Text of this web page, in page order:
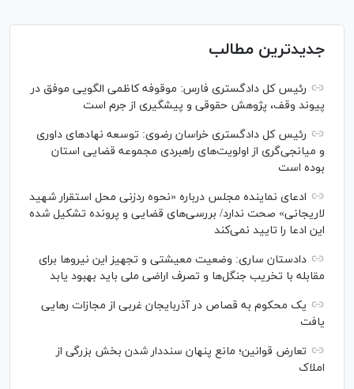
جدیدترین مطالب
رئیس کل دادگستری فارس: موقوفه کاظمی الگویی موفق در
پیوند وقف، پژوهش حقوقی و پیشگیری از جرم است
رئیس کل دادگستری خراسان رضوی: توسعه نهاد‌های داوری
و میانجی‌گری از اولویت‌های راهبردی مجموعه قضایی استان
بوده است
ادعای نماینده مجلس درباره «نحوه ردزنی محل استقرار شهید
لاریجانی» صحت ندارد/ بررسی‌های قضایی و پرونده تشکیل شده
این ادعا را تایید نمی‌کند
دادستان ساری: وضعیت معیشتی و تجهیز این نیرو‌ها برای
مقابله با تخریب جنگل‌ها و تصرف اراضی ملی باید بهبود یابد
یک محکوم به قصاص در آذربایجان‌ غربی از مجازات رهایی
یافت
تعارض قوانین؛ مانع پنهان سنددار شدن بخش بزرگی از
املاک